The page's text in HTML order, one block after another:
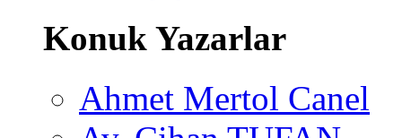
Konuk Yazarlar
Ahmet Mertol Canel